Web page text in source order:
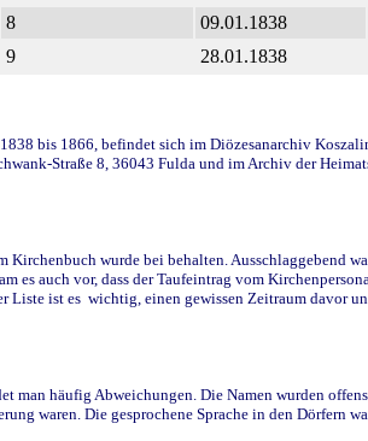
8 09.01.1838
9 28.01.1838
bis 1866, befindet sich im Diözesanarchiv
Straße 8, 36043 Fulda und im Archiv der
Kirchenbuch wurde bei behalten. Ausschlaggebend
es auch vor, dass der Taufeintrag vom
Liste ist es wichtig, einen gewissen Zeitraum davor
man häufig Abweichungen. Die Namen wurden
waren. Die gesprochene Sprache in den